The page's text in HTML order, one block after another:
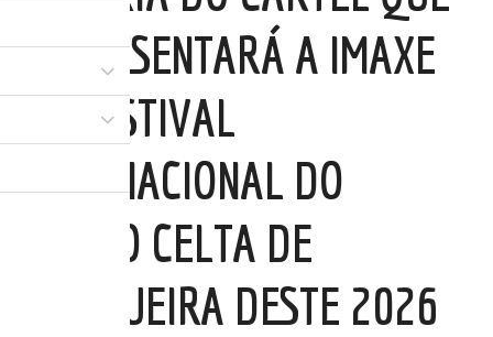
REPRESENTARÁ A IMAXE
DO FESTIVAL
INTERNACIONAL DO
MUNDO CELTA DE
ORTIGUEIRA DESTE 2026